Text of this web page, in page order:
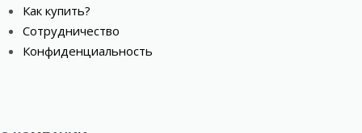
Как купить?
Сотрудничество
Конфиденциальность